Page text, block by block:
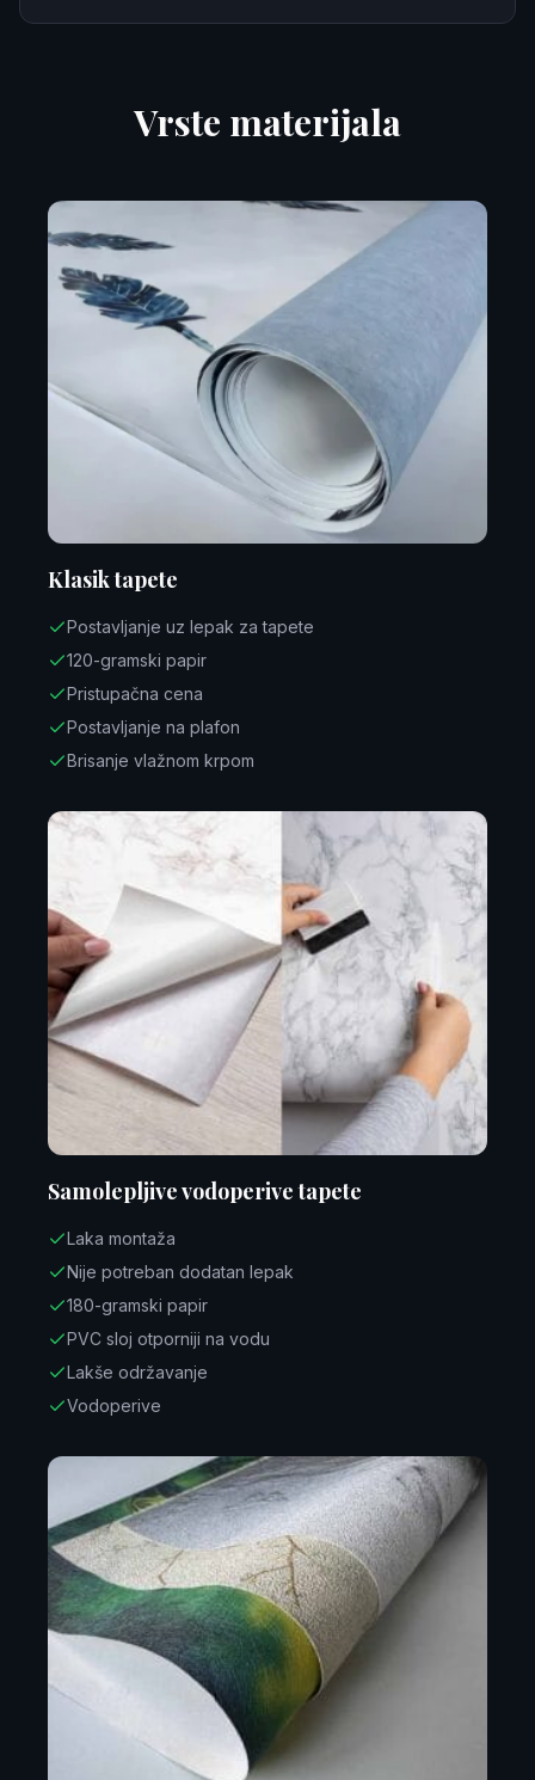
Vrste materijala
Klasik tapete
Postavljanje uz lepak za tapete
120-gramski papir
Pristupačna cena
Postavljanje na plafon
Brisanje vlažnom krpom
Samolepljive vodoperive tapete
Laka montaža
Nije potreban dodatan lepak
180-gramski papir
PVC sloj otporniji na vodu
Lakše održavanje
Vodoperive